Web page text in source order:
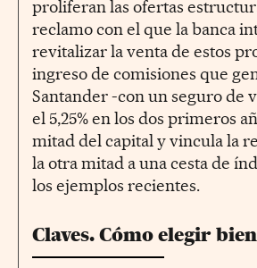
proliferan las ofertas
reclamo con el que la banca
revitalizar la venta de estos
ingreso de comisiones que
Santander -con un seguro de
el 5,25% en los dos primeros
mitad del capital y vincula la
la otra mitad a una cesta de
los ejemplos recientes.
Claves. Cómo elegir bien